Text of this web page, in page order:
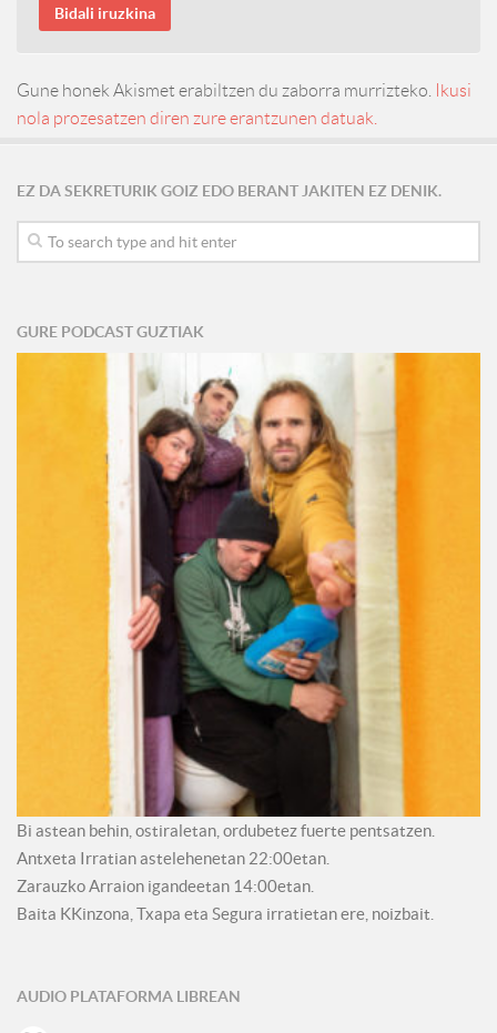
Gune honek Akismet erabiltzen du zaborra murrizteko.
Ikusi
nola prozesatzen diren zure erantzunen datuak.
EZ DA SEKRETURIK GOIZ EDO BERANT JAKITEN EZ DENIK.
GURE PODCAST GUZTIAK
Bi astean behin, ostiraletan, ordubetez fuerte pentsatzen.
Antxeta Irratian astelehenetan 22:00etan.
Zarauzko Arraion igandeetan 14:00etan.
Baita KKinzona, Txapa eta Segura irratietan ere, noizbait.
AUDIO PLATAFORMA LIBREAN